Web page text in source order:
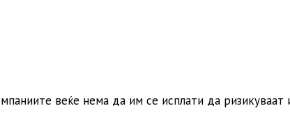
веќе нема да им се исплати да ризикуваат